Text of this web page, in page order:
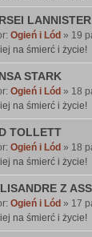
LANNISTER
Ogień i Lód » 19
na śmierć i życie!
STARK
Ogień i Lód » 18
na śmierć i życie!
TOLLETT
Ogień i Lód » 18
na śmierć i życie!
Z
Ogień i Lód » 17
na śmierć i życie!